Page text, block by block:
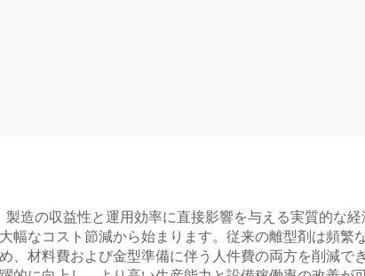
造の収益性と運用効率に直接影響を与える実質的な
幅なコスト節減から始まります。従来の離型剤は頻
、材料費および金型準備に伴う人件費の両方を削減